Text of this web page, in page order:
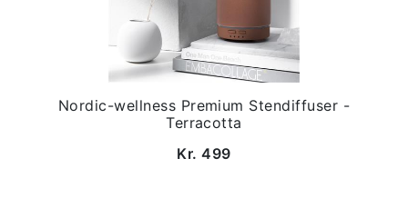
Nordic-wellness Premium Stendiffuser -
Terracotta
Kr. 499